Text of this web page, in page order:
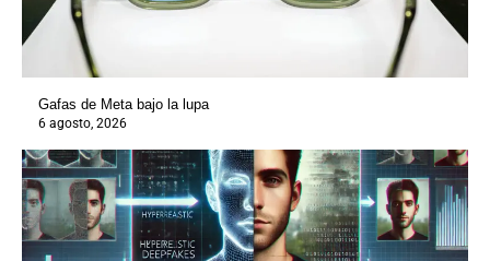
Gafas de Meta bajo la lupa
6 agosto, 2026